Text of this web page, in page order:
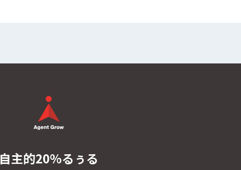
自主的20%るぅる